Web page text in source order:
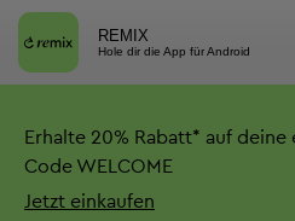
REMIX
Hole dir die App für Android
Erhalte 20% Rabatt* auf deine
Code WELCOME
Jetzt einkaufen